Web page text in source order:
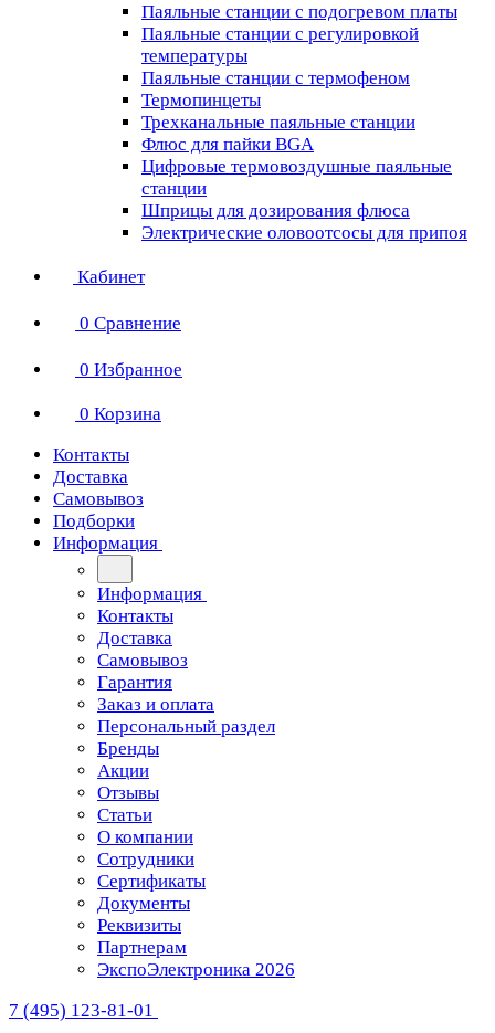
Паяльные станции с подогревом платы
Паяльные станции с регулировкой
температуры
Паяльные станции с термофеном
Термопинцеты
Трехканальные паяльные станции
Флюс для пайки BGA
Цифровые термовоздушные паяльные
станции
Шприцы для дозирования флюса
Электрические оловоотсосы для припоя
Кабинет
0 Сравнение
0 Избранное
0 Корзина
Контакты
Доставка
Самовывоз
Подборки
Информация
Информация
Контакты
Доставка
Самовывоз
Гарантия
Заказ и оплата
Персональный раздел
Бренды
Акции
Отзывы
Статьи
О компании
Сотрудники
Сертификаты
Документы
Реквизиты
Партнерам
ЭкспоЭлектроника 2026
7 (495) 123-81-01